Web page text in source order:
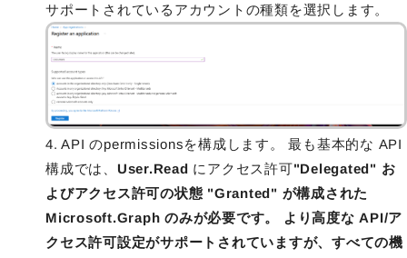
サポートされているアカウントの種類を選択します。
4. API のpermissionsを構成します。 最も基本的な API
構成では、 User.Read にアクセス許可"Delegated" お
よびアクセス許可の状態 "Granted" が構成された
Microsoft.Graph のみが必要です。 より高度な API/ア
クセス許可設定がサポートされていますが、すべての機